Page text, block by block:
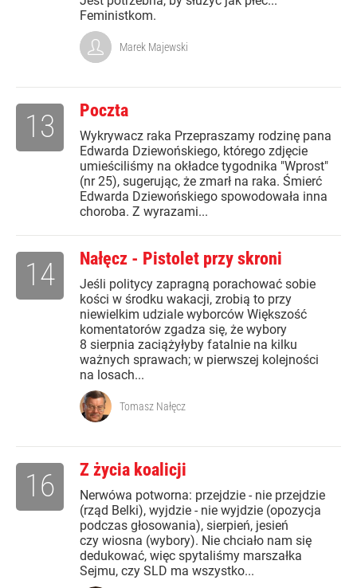
Feministkom.
Marek Majewski
Poczta
Wykrywacz raka Przepraszamy rodzinę pana
Edwarda Dziewońskiego, którego zdjęcie
umieściliśmy na okładce tygodnika "Wprost"
(nr 25), sugerując, że zmarł na raka. Śmierć
Edwarda Dziewońskiego spowodowała inna
choroba. Z wyrazami...
13
Nałęcz - Pistolet przy skroni
Jeśli politycy zapragną porachować sobie
kości w środku wakacji, zrobią to przy
niewielkim udziale wyborców Większość
komentatorów zgadza się, że wybory
8 sierpnia zaciążyłyby fatalnie na kilku
ważnych sprawach; w pierwszej kolejności
na losach...
14
Tomasz Nałęcz
Z życia koalicji
Nerwówa potworna: przejdzie - nie przejdzie
(rząd Belki), wyjdzie - nie wyjdzie (opozycja
podczas głosowania), sierpień, jesień
czy wiosna (wybory). Nie chciało nam się
dedukować, więc spytaliśmy marszałka
Sejmu, czy SLD ma wszystko...
16